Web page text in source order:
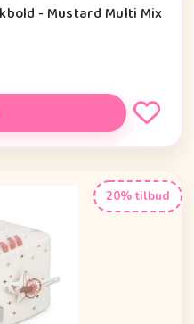
- Mustard Multi Mix
20% tilbud